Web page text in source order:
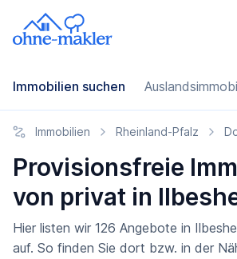
Immobilien suchen
Immobilien Rheinland-Pfalz
Provisionsfreie
von privat in
Hier listen wir 126 Angebote in
auf. So finden Sie dort bzw. in der